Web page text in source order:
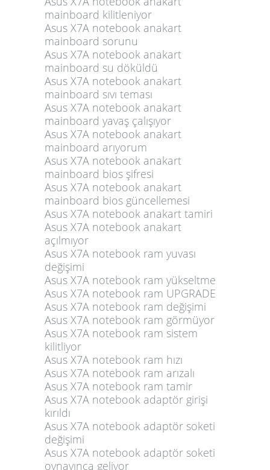
mainboard kilitleniyor
Asus X7A notebook anakart
mainboard sorunu
Asus X7A notebook anakart
mainboard su döküldü
Asus X7A notebook anakart
mainboard sıvı teması
Asus X7A notebook anakart
mainboard yavaş çalışıyor
Asus X7A notebook anakart
mainboard arıyorum
Asus X7A notebook anakart
mainboard bios şifresi
Asus X7A notebook anakart
mainboard bios güncellemesi
Asus X7A notebook anakart tamiri
Asus X7A notebook anakart
açılmıyor
Asus X7A notebook ram yuvası
değişimi
Asus X7A notebook ram yükseltme
Asus X7A notebook ram UPGRADE
Asus X7A notebook ram değişimi
Asus X7A notebook ram görmüyor
Asus X7A notebook ram sistem
kilitliyor
Asus X7A notebook ram hızı
Asus X7A notebook ram arızalı
Asus X7A notebook ram tamir
Asus X7A notebook adaptör girişi
kırıldı
Asus X7A notebook adaptör soketi
değişimi
Asus X7A notebook adaptör soketi
oynayınca geliyor